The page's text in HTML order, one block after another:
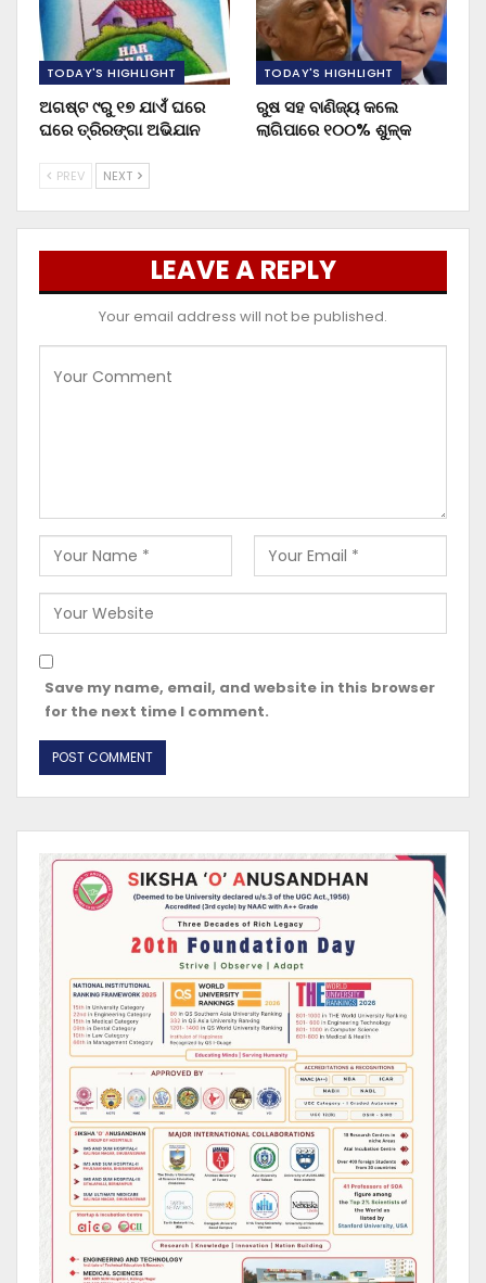
TODAY'S HIGHLIGHT
ଅଗଷ୍ଟ ୯ରୁ ୧୭ ଯାଏଁ ଘରେ
ଘରେ ତ୍ରିରଙ୍ଗା ଅଭିଯାନ
TODAY'S HIGHLIGHT
ରୁଷ ସହ ବାଣିଜ୍ୟ କଲେ
ଲାଗିପାରେ ୧୦୦% ଶୁଳ୍କ
PREV NEXT
LEAVE A REPLY
Your email address will not be published.
Save my name, email, and website in this browser
for the next time I comment.